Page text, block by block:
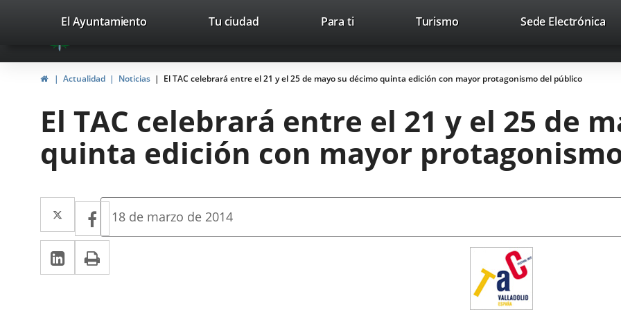
Portal
Web
del
Valladolid
avaTop Trabaja con nosotros Contacto
valladolid.es
El Ayuntamiento Tu ciudad Para ti TurismoThis
open
in
up
window.
Sede ElectrónicaLink
HomeActualidad Noticias El TAC celebrará entre el 21 y el 25 de mayo su décimo quinta edición con mayor protagonismo del público
El TAC celebrará entre el 21 y el 25 de
quinta edición con mayor
Twitter
Enlace
a
una
aplicación
Facebook
Enlace
a
una
Linkedin
Enlace
a
Fecha
la
18 de marzo de 2014